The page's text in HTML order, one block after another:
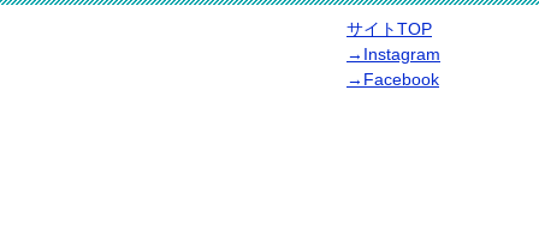
サイトTOP
→Instagram
→Facebook